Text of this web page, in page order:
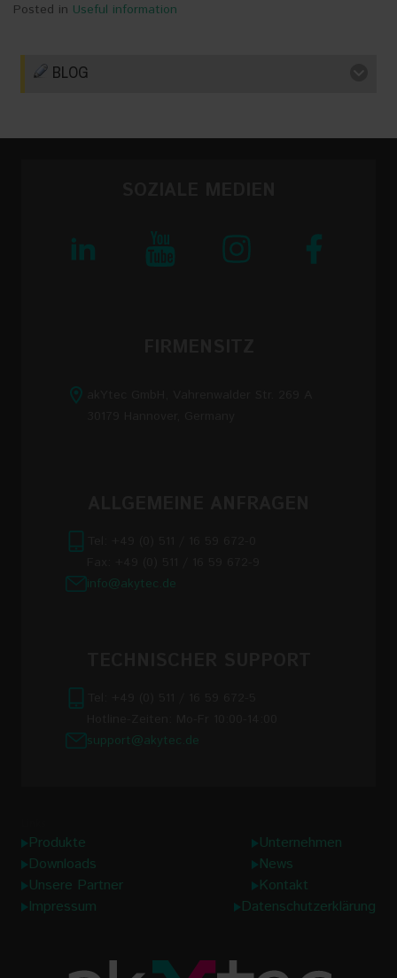
Posted in Useful information
BLOG
info@akytec.de
support@akytec.de
Produkte
Unternehmen
Downloads
News
Unsere Partner
Kontakt
Impressum
Datenschutzerklärung